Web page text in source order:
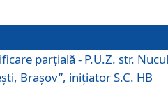
parţială - P.U.Z. str.
Braşov”, iniţiator S.C. HB